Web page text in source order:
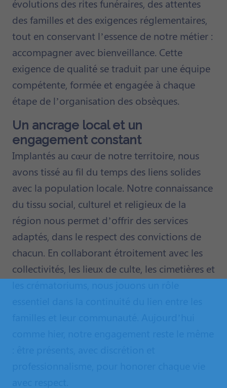
évolutions des rites funéraires, des attentes
des familles et des exigences réglementaires,
tout en conservant l’essence de notre métier :
accompagner avec bienveillance. Cette
exigence de qualité se traduit par une équipe
compétente, formée et engagée à chaque
étape de l’organisation des obsèques.
Un ancrage local et un
engagement constant
Implantés au cœur de notre territoire, nous
avons tissé au fil du temps des liens solides
avec la population locale. Notre connaissance
du tissu social, culturel et religieux de la
région nous permet d’offrir des services
adaptés, dans le respect des convictions de
chacun. En collaborant étroitement avec les
collectivités, les lieux de culte, les cimetières et